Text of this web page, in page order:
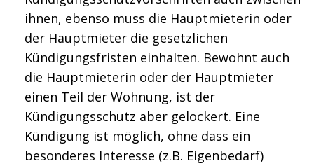
ihnen, ebenso muss die Hauptmieterin oder
der Hauptmieter die gesetzlichen
Kündigungsfristen einhalten. Bewohnt auch
die Hauptmieterin oder der Hauptmieter
einen Teil der Wohnung, ist der
Kündigungsschutz aber gelockert. Eine
Kündigung ist möglich, ohne dass ein
besonderes Interesse (z.B. Eigenbedarf)